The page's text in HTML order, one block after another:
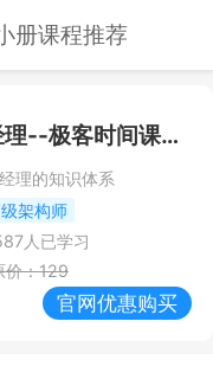
册课程推荐
--极客时间课程推荐/优惠
理的知识体系
架构师
人已学习
价：129
官网优惠购买